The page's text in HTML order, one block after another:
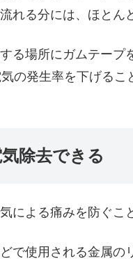
れる分には、ほとん
る場所にガムテー
の発生率を下げるこ
気除去できる
による痛みを防ぐこ
で使用される金属の